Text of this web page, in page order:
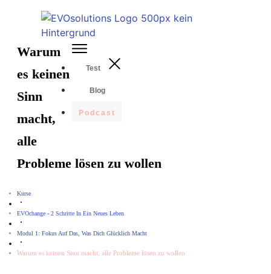
Test
Blog
Podcast
Warum
es keinen
Sinn
macht,
alle
Probleme lösen zu wollen
Kurse
EVOchange - 2 Schritte In Ein Neues Leben
Modul 1: Fokus Auf Das, Was Dich Glücklich Macht
Warum es keinen Sinn macht, alle Probleme lösen zu wollen